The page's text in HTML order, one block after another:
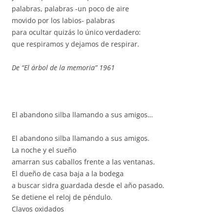
palabras, palabras -un poco de aire
movido por los labios- palabras
para ocultar quizás lo único verdadero:
que respiramos y dejamos de respirar.
De “El árbol de la memoria” 1961
El abandono silba llamando a sus amigos…
El abandono silba llamando a sus amigos.
La noche y el sueño
amarran sus caballos frente a las ventanas.
El dueño de casa baja a la bodega
a buscar sidra guardada desde el año pasado.
Se detiene el reloj de péndulo.
Clavos oxidados